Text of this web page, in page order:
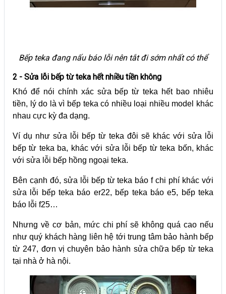
Bếp teka đang nấu báo lỗi nên tắt đi sớm nhất có thể
2 - Sửa lỗi bếp từ teka hết nhiều tiền không
Khó để nói chính xác sửa bếp từ teka hết bao nhiêu
tiền, lý do là vì bếp teka có nhiều loại nhiều model khác
nhau cực kỳ đa dạng.
Ví dụ như sửa lỗi bếp từ teka đôi sẽ khác với sửa lỗi
bếp từ teka ba, khác với sửa lỗi bếp từ teka bốn, khác
với sửa lỗi bếp hồng ngoại teka.
Bên cạnh đó, sửa lỗi bếp từ teka báo f chi phí khác với
sửa lỗi bếp teka báo er22, bếp teka báo e5, bếp teka
báo lỗi f25…
Nhưng về cơ bản, mức chi phí sẽ không quá cao nếu
như quý khách hàng liên hệ tới trung tâm bảo hành bếp
từ 247, đơn vị chuyên bảo hành sửa chữa bếp từ teka
tại nhà ở hà nội.